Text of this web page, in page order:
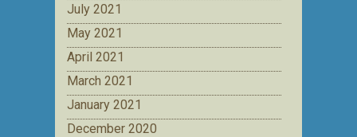
July 2021
May 2021
April 2021
March 2021
January 2021
December 2020